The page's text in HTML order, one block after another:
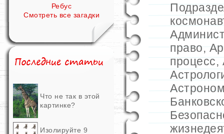
Ребус
Смотреть все загадки
Что не так в этой
картинке?
Изолируйте 9
право,
процесс,